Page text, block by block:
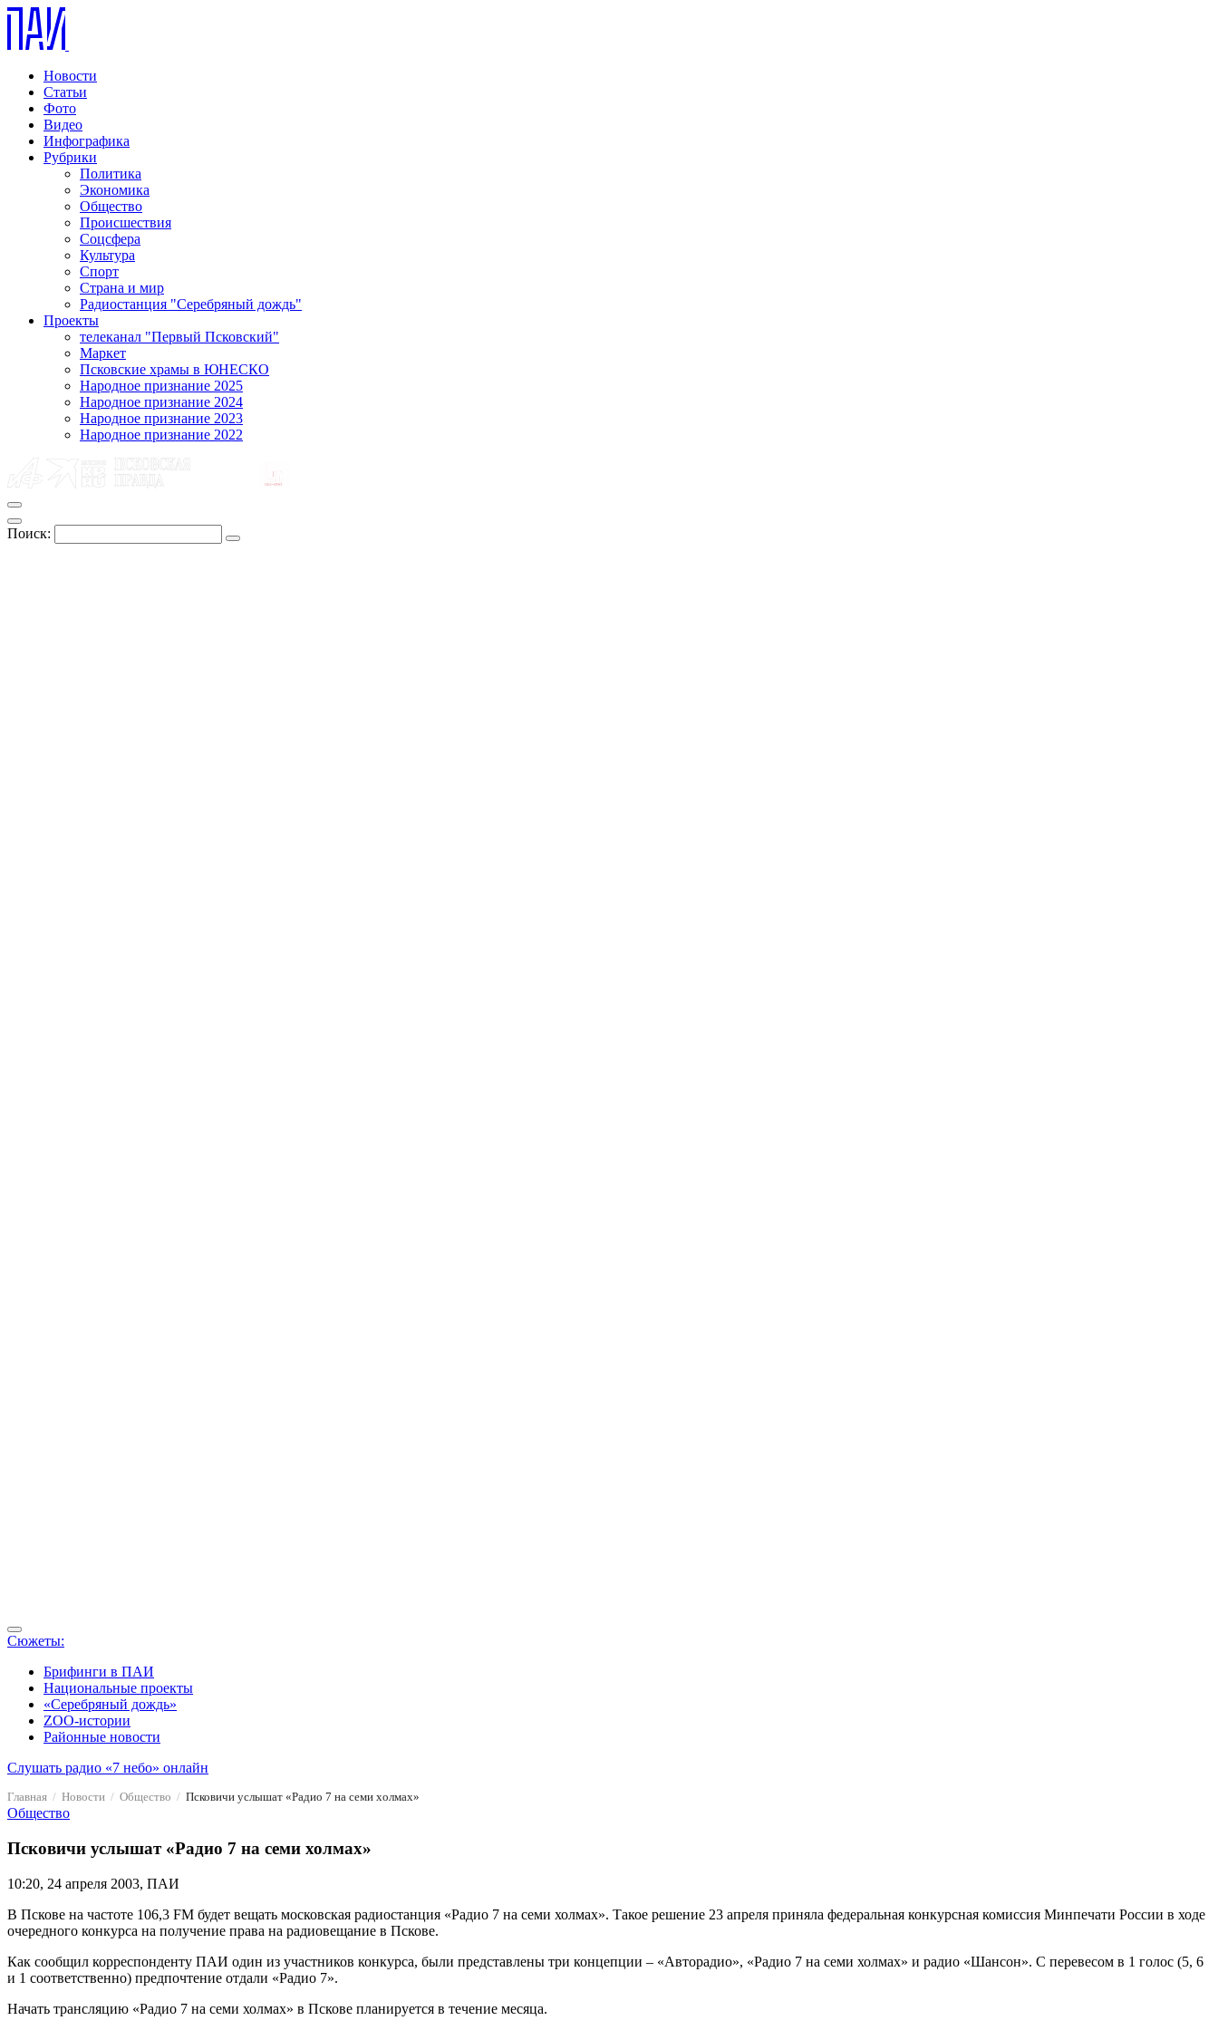
Новости
Статьи
Фото
Видео
Инфографика
Рубрики
Политика
Экономика
Общество
Происшествия
Соцсфера
Культура
Спорт
Страна и мир
Радиостанция "Серебряный дождь"
Проекты
телеканал "Первый Псковский"
Маркет
Псковские храмы в ЮНЕСКО
Народное признание 2025
Народное признание 2024
Народное признание 2023
Народное признание 2022
Поиск:
Сюжеты:
Брифинги в ПАИ
Национальные проекты
«Серебряный дождь»
ZOO-истории
Районные новости
Слушать радио «7 небо» онлайн
Главная Новости Общество Псковичи услышат «Радио 7 на семи холмах»
Общество
Псковичи услышат «Радио 7 на семи холмах»
10:20, 24 апреля 2003, ПАИ
В Пскове на частоте 106,3 FM будет вещать московская радиостанция «Радио 7 на семи холмах». Такое решение 23 апреля приняла федеральная конкурсная комиссия Минпечати России в ходе
очередного конкурса на получение права на радиовещание в Пскове.
Как сообщил корреспонденту ПАИ один из участников конкурса, были представлены три концепции – «Авторадио», «Радио 7 на семи холмах» и радио «Шансон». С перевесом в 1 голос (5, 6
и 1 соответственно) предпочтение отдали «Радио 7».
Начать трансляцию «Радио 7 на семи холмах» в Пскове планируется в течение месяца.